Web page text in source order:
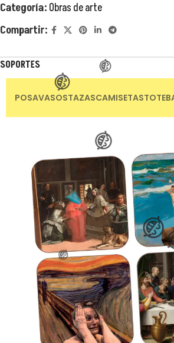
Categoría: Obras de arte
Compartir:
SOPORTES
POSAVASOSTAZASCAMISETAS
😂
😂
😂
😂
😂